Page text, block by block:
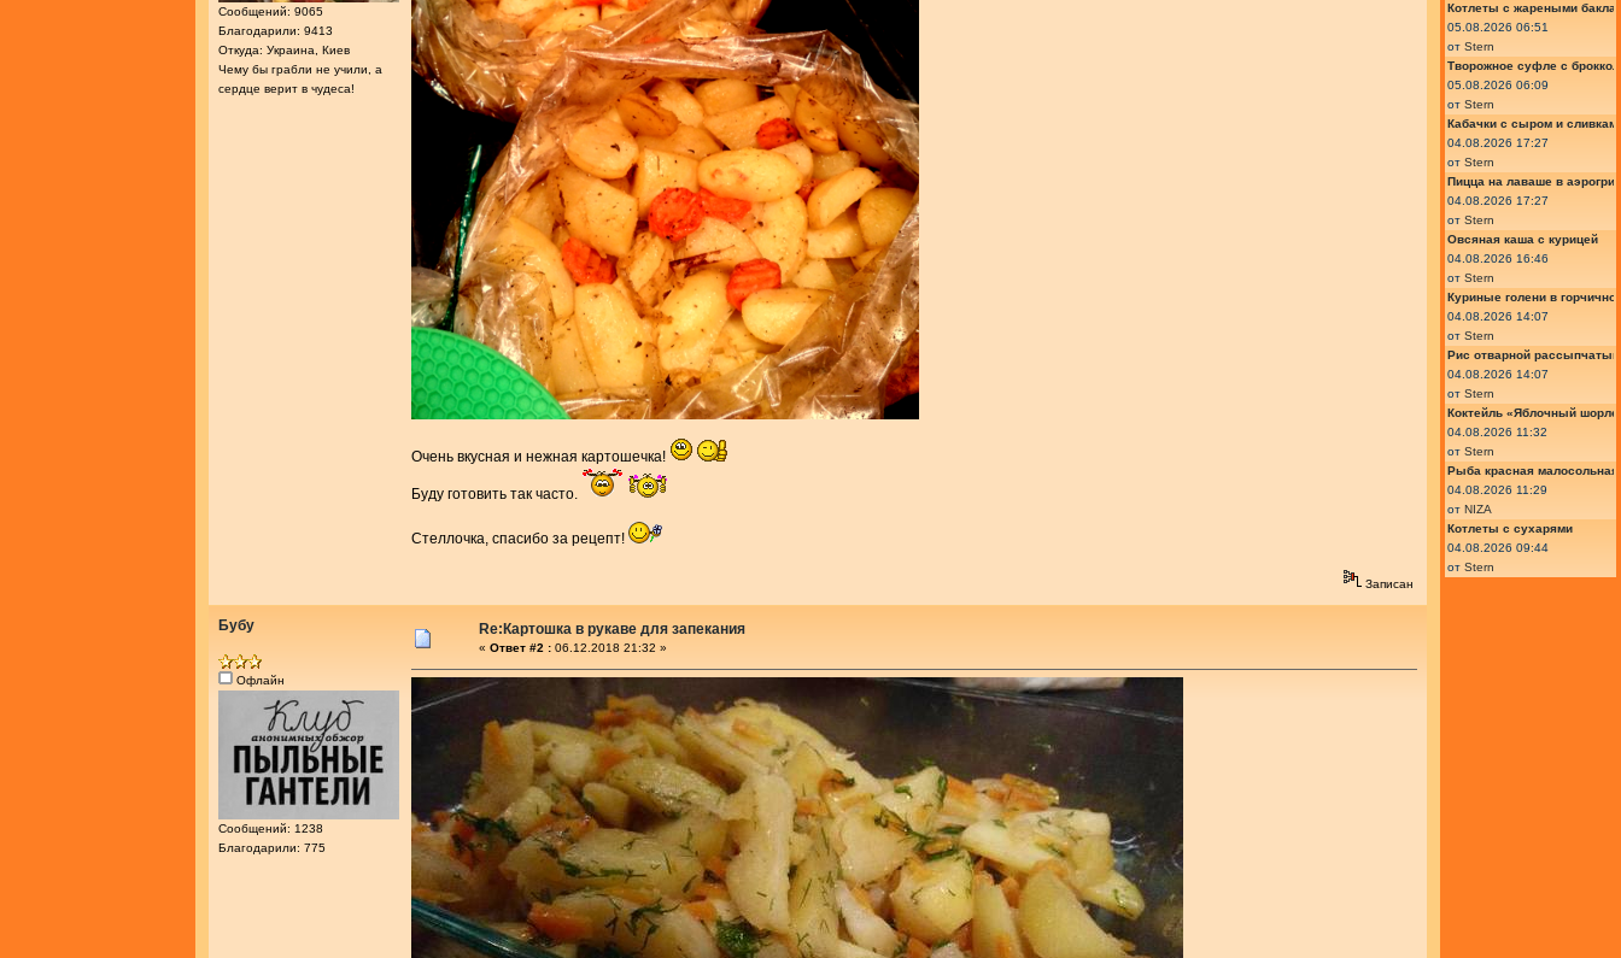
Сообщений: 9065
Благодарили: 9413
Откуда: Украина, Киев
Чему бы грабли не учили, а
сердце верит в чудеса!
Очень вкусная и нежная картошечка!
Буду готовить так часто.
Стеллочка, спасибо за рецепт!
Записан
Бубу
Офлайн
Сообщений: 1238
Благодарили: 775
Re:Картошка в рукаве для запекания
« Ответ #2 : 06.12.2018 21:32 »
Котлеты с жареными
05.08.2026 06:51
от Stern
Творожное суфле с
05.08.2026 06:09
от Stern
Кабачки с сыром и
04.08.2026 17:27
от Stern
Пицца на лаваше в
04.08.2026 17:27
от Stern
Овсяная каша с курицей
04.08.2026 16:46
от Stern
Куриные голени в
04.08.2026 14:07
от Stern
Рис отварной рассыпчатый
04.08.2026 14:07
от Stern
Коктейль «Яблочный
04.08.2026 11:32
от Stern
Рыба красная малосольная
04.08.2026 11:29
от NIZA
Котлеты с сухарями
04.08.2026 09:44
от Stern